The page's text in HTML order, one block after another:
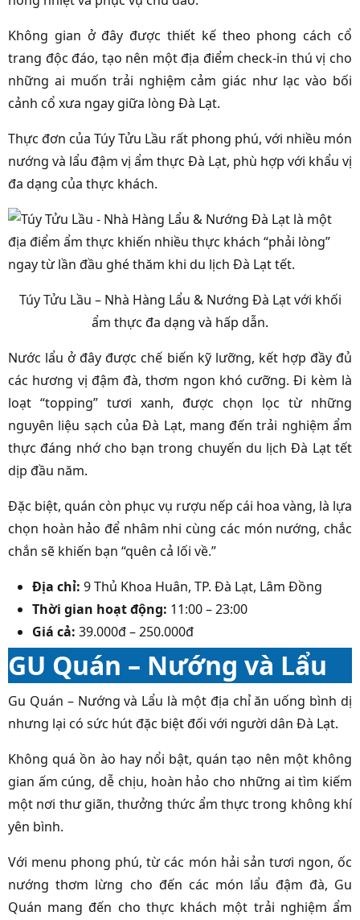
Không gian ở đây được thiết kế theo phong cách cổ
trang độc đáo, tạo nên một địa điểm check-in thú vị cho
những ai muốn trải nghiệm cảm giác như lạc vào bối
cảnh cổ xưa ngay giữa lòng Đà Lạt.
Thực đơn của Túy Tửu Lầu rất phong phú, với nhiều món
nướng và lẩu đậm vị ẩm thực Đà Lạt, phù hợp với khẩu vị
đa dạng của thực khách.
Túy Tửu Lầu – Nhà Hàng Lẩu & Nướng Đà Lạt với khối
ẩm thực đa dạng và hấp dẫn.
Nước lẩu ở đây được chế biến kỹ lưỡng, kết hợp đầy đủ
các hương vị đậm đà, thơm ngon khó cưỡng. Đi kèm là
loạt “topping” tươi xanh, được chọn lọc từ những
nguyên liệu sạch của Đà Lạt, mang đến trải nghiệm ẩm
thực đáng nhớ cho bạn trong chuyến du lịch Đà Lạt tết
dịp đầu năm.
Đặc biệt, quán còn phục vụ rượu nếp cái hoa vàng, là lựa
chọn hoàn hảo để nhâm nhi cùng các món nướng, chắc
chắn sẽ khiến bạn “quên cả lối về.”
Địa chỉ: 9 Thủ Khoa Huân, TP. Đà Lạt, Lâm Đồng
Thời gian hoạt động: 11:00 – 23:00
Giá cả: 39.000đ – 250.000đ
GU Quán – Nướng và Lẩu
Gu Quán – Nướng và Lẩu là một địa chỉ ăn uống bình dị
nhưng lại có sức hút đặc biệt đối với người dân Đà Lạt.
Không quá ồn ào hay nổi bật, quán tạo nên một không
gian ấm cúng, dễ chịu, hoàn hảo cho những ai tìm kiếm
một nơi thư giãn, thưởng thức ẩm thực trong không khí
yên bình.
Với menu phong phú, từ các món hải sản tươi ngon, ốc
nướng thơm lừng cho đến các món lẩu đậm đà, Gu
Quán mang đến cho thực khách một trải nghiệm ẩm